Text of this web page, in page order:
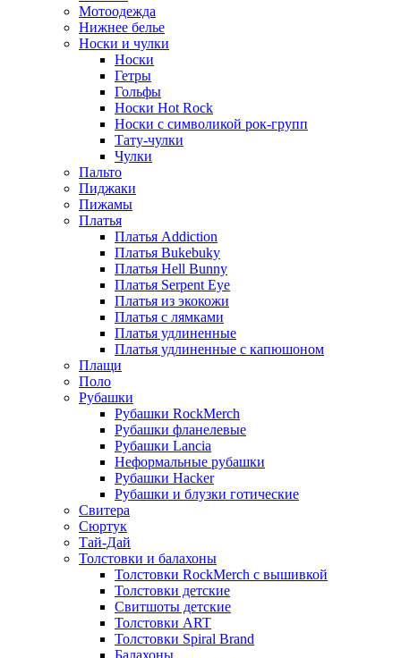
Мотоодежда
Нижнее белье
Носки и чулки
Носки
Гетры
Гольфы
Носки Hot Rock
Носки с символикой рок-групп
Тату-чулки
Чулки
Пальто
Пиджаки
Пижамы
Платья
Платья Addiction
Платья Bukebuky
Платья Hell Bunny
Платья Serpent Eye
Платья из экокожи
Платья с лямками
Платья удлиненные
Платья удлиненные с капюшоном
Плащи
Поло
Рубашки
Рубашки RockMerch
Рубашки фланелевые
Рубашки Lancia
Неформальные рубашки
Рубашки Hacker
Рубашки и блузки готические
Свитера
Сюртук
Тай-Дай
Толстовки и балахоны
Толстовки RockMerch с вышивкой
Толстовки детские
Свитшоты детские
Толстовки ART
Толстовки Spiral Brand
Балахоны